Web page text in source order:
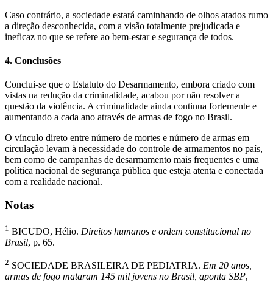
Caso contrário, a sociedade estará caminhando de olhos atados rumo
a direção desconhecida, com a visão totalmente prejudicada e
ineficaz no que se refere ao bem-estar e segurança de todos.
4. Conclusões
Conclui-se que o Estatuto do Desarmamento, embora criado com
vistas na redução da criminalidade, acabou por não resolver a
questão da violência. A criminalidade ainda continua fortemente e
aumentando a cada ano através de armas de fogo no Brasil.
O vínculo direto entre número de mortes e número de armas em
circulação levam à necessidade do controle de armamentos no país,
bem como de campanhas de desarmamento mais frequentes e uma
política nacional de segurança pública que esteja atenta e conectada
com a realidade nacional.
Notas
1 BICUDO, Hélio. Direitos humanos e ordem constitucional no
Brasil, p. 65.
2 SOCIEDADE BRASILEIRA DE PEDIATRIA. Em 20 anos,
armas de fogo mataram 145 mil jovens no Brasil, aponta SBP,